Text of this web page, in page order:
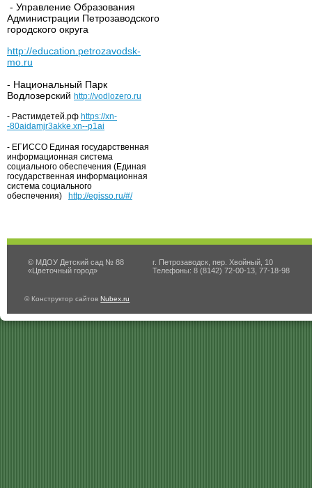
- Управление Образования
Администрации Петрозаводского
городского округа
http://education.petrozavodsk-
mo.ru
- Национальный Парк
Водлозерский http://vodlozero.ru
- Растимдетей.рф https://xn-
-80aidamjr3akke.xn--p1ai
- ЕГИССО Единая государственная
информационная система
социального обеспечения (Единая
государственная информационная
система социального
обеспечения)
http://egisso.ru/#/
© МДОУ Детский сад № 88
«Цветочный город»
г. Петрозаводск, пер. Хвойный, 10
Телефоны: 8 (8142) 72-00-13, 77-18-98
© Конструктор сайтовNubex.ru